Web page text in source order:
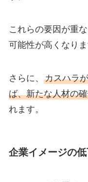
これらの要因が重
可能性が高くなりま
さらに、 カスハラ
ば、新たな人材の
れます。
企業イメージの